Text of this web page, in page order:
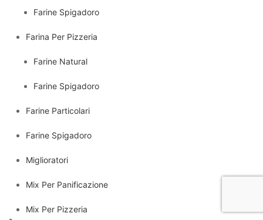
Farine Spigadoro
Farina Per Pizzeria
Farine Natural
Farine Spigadoro
Farine Particolari
Farine Spigadoro
Miglioratori
Mix Per Panificazione
Mix Per Pizzeria